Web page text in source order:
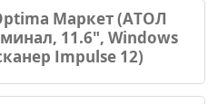
Маркет (АТОЛ
11.6", Windows
Impulse 12)